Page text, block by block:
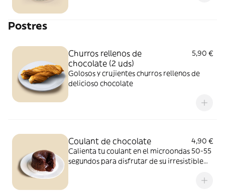
Postres
Churros rellenos de
chocolate (2 uds)
5,90 €
Golosos y crujientes churros rellenos de
delicioso chocolate
Coulant de chocolate
4,90 €
Calienta tu coulant en el microondas 50-55
segundos para disfrutar de su irresistible